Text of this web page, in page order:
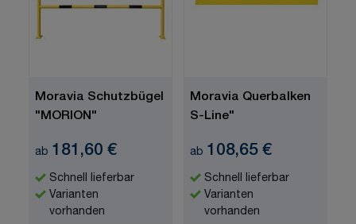
Moravia Schutzbügel
"MORION"
ab 181,60 €
Schnell lieferbar
Varianten
vorhanden
Moravia Querbalken
S-Line"
ab 108,65 €
Schnell lieferbar
Varianten
vorhanden